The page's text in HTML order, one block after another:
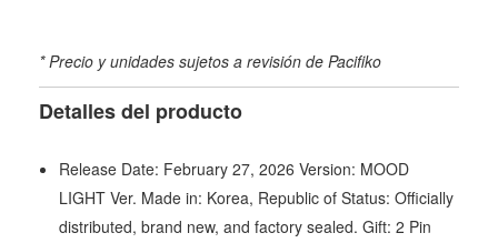
* Precio y unidades sujetos a revisión de Pacifiko
Detalles del producto
Release Date: February 27, 2026 Version: MOOD
LIGHT Ver. Made in: Korea, Republic of Status: Officially
distributed, brand new, and factory sealed. Gift: 2 Pin